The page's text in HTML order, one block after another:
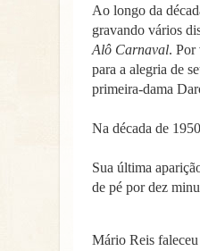
Ao longo da
gravando vários
Alô Carnaval. Por
para a alegria de
primeira-dama
Na década de
Sua última
de pé por dez
Mário Reis